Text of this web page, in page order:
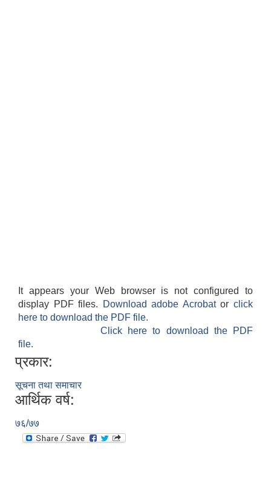
It appears your Web browser is not configured to
display PDF files.
Download adobe Acrobatorclick
here to download the PDF file.
Click here to download the PDF
file.
प्रकार:
सूचना तथा समाचार
आर्थिक वर्ष:
७६/७७